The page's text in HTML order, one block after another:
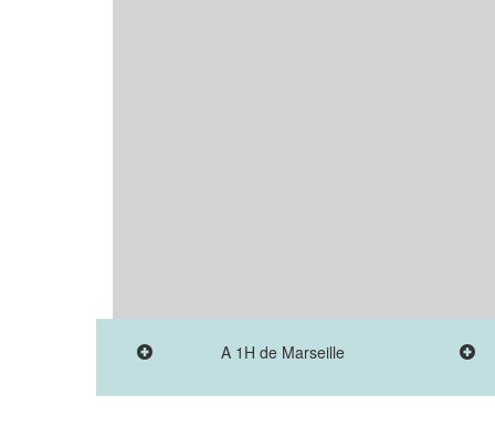
A 1H de Marseille